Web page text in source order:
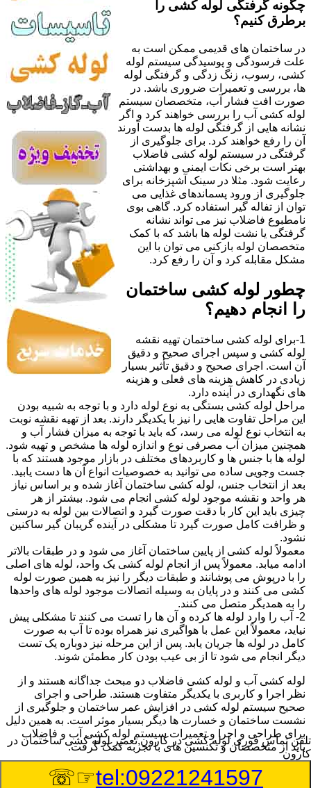
چگونه گرفتگی لوله کشی را
برطرق کنیم؟
در ساختمان های قدیمی ممکن است به
علت فرسودگی و پوسیدگی سیستم لوله
کشی، رسوب، زنگ زدگی و گرفتگی لوله
ها، بررسی و تعمیرات ضروری باشد. در
صورت افت فشار آب، متخصصان سیستم
لوله کشی آب را بررسی خواهند کرد و اگر
نشانه هایی از گرفتگی لوله ها بدست آورند
آن را رفع خواهند کرد. برای جلوگیری از
گرفتگی در سیستم لوله کشی فاضلاب
بهتر است برخی نکات ایمنی و بهداشتی
رعایت شود. مثلا در سینک آشپزخانه برای
جلوگیری از ورود پسماندهای غذایی می
توان از تفاله گیر استفاده کرد. گاهی بوی
نامطبوع فاضلاب نیز می تواند نشانه
گرفتگی یا نشت لوله ها باشد که با کمک
متخصصان لوله بازکنی می توان با این
مشکل مقابله کرد و آن را رفع کرد.
چطور لوله کشی ساختمان
را انجام دهیم؟
1-برای لوله کشی ساختمان تهیه نقشه
لوله کشی و سپس اجرای صحیح و دقیق
آن است. اجرای صحیح و دقیق تأثیر بسیار
زیادی در کاهش هزینه های فعلی و هزینه
های نگهداری در آینده دارد.
مراحل لوله کشی بستگی به نوع لوله دارد و با توجه به شبیه بودن
این مراحل تفاوت هایی را نیز با یکدیگر دارند. بعد از تهیه نقشه نوبت
به انتخاب نوع لوله می رسد، که باید با توجه به میزان فشار آب و
همچنین میزان آب مصرفی نوع و اندازه لوله ها مشخص و تهیه شود.
لوله ها با جنس ها و کاربردهای مختلف در بازار موجود هستند که با
جست وجویی ساده می توانید به خصوصیات انواع آن ها دست یابید.
بعد از انتخاب جنس، لوله کشی ساختمان آغاز شده و بر اساس نیاز
هر واحد و نقشه موجود لوله کشی انجام می شود. بیشتر از هر
چیزی باید این کار با دقت صورت گیرد و اتصالات بین لوله به درستی
و ظرافت کامل صورت گیرد تا مشکلی در آینده گریبان گیر ساکنین
نشود.
معمولاً لوله کشی از پایین ساختمان آغاز می شود و در طبقات بالاتر
ادامه میابد. معمولاً پس از انجام لوله کشی یک واحد، لوله های اصلی
را با درپوش می پوشانند و طبقات دیگر را نیز به همین صورت لوله
کشی می کنند و در پایان به وسیله اتصالات موجود لوله های واحدها
را به همدیگر متصل می کنند.
2- آب را وارد لوله ها کرده و آن ها را تست می کنند تا مشکلی پیش
نیاید، معمولاً این عمل با هواگیری نیز همراه بوده تا آب به صورت
کامل در لوله ها جریان یابد. پس از این مرحله نیز دوباره یک تست
دیگر انجام می شود تا از بی عیب بودن کار مطمئن شوند.
لوله کشی آب و لوله کشی فاضلاب دو مبحث جداگانه هستند و از
نظر اجرا و کاربری با یکدیگر متفاوت هستند. طراحی و اجرای
صحیح سیستم لوله کشی در افزایش عمر ساختمان و جلوگیری از
نشست ساختمان و خسارت ها دیگر بسیار موثر است. به همین دلیل
برای طراحی و اجرا و تعمیرات سیستم لوله کشی آب و فاضلاب
باید از متخصصان و تکنسین های با تجربه کمک گرفت.
:Published Date
تلفن تماس فوریلوله کشی در کارون,تعمیر لوله کشی ساختمان در
کارون
tel:09221241597
☞☏